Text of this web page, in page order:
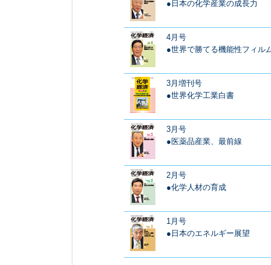
●日本の化学産業の成長力
4月号
●世界で勝てる機能性フィル
3月増刊号
●世界化学工業白書
3月号
●医薬品産業、最前線
2月号
●化学人材の育成
1月号
●日本のエネルギー展望